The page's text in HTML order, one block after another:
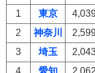
1
東京
2
神奈川
3
埼玉
4
愛知